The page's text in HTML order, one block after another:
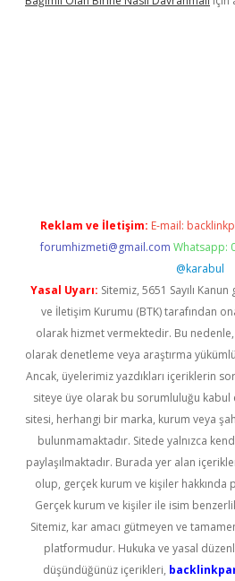
Reklam ve İletişim: E-mail:
forumhizmeti@gmail.com Whatsapp:
@karabul
Yasal Uyarı: Sitemiz, 5651 Sayılı
ve İletişim Kurumu (BTK) tarafından
olarak hizmet vermektedir. Bu
olarak denetleme veya araştırma
Ancak, üyelerimiz yazdıkları içeriklerin
siteye üye olarak bu sorumluluğu kabul
sitesi, herhangi bir marka, kurum veya
bulunmamaktadır. Sitede yalnızca
paylaşılmaktadır. Burada yer alan
olup, gerçek kurum ve kişiler hakkında
Gerçek kurum ve kişiler ile isim
Sitemiz, kar amacı gütmeyen ve
platformudur. Hukuka ve yasal
düşündüğünüz içerikleri,